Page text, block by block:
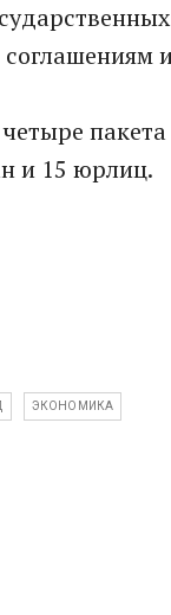
и 15 юрлиц.
ЭКОНОМИКА